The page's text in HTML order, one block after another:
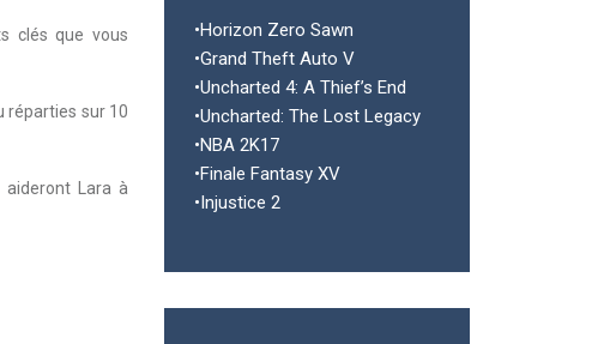
clés que vous
réparties sur 10
aideront Lara à
•Horizon Zero Sawn
•Grand Theft Auto V
•Uncharted 4: A Thief’s End
•Uncharted: The Lost Legacy
•NBA 2K17
•Finale Fantasy XV
•Injustice 2